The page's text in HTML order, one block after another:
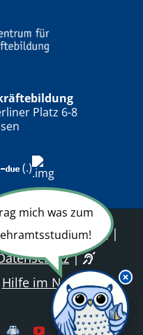
Platz 6-8
(.)
| Sitemap|
|
Hilfe im Notfall
LehramtsWiki
YouTube
Dailymotion
mich was zum